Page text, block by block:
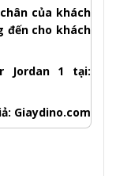
của khách
đến cho khách
Jordan 1 tại:
Giaydino.com